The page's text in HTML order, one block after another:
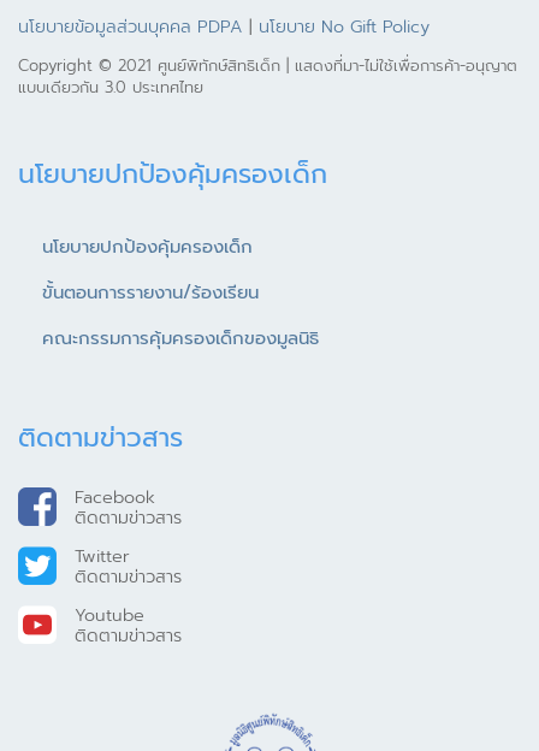
นโยบายข้อมูลส่วนบุคคล PDPA | นโยบาย No Gift Policy
Copyright © 2021 ศูนย์พิทักษ์สิทธิเด็ก | แสดงที่มา-ไม่ใช้เพื่อการค้า-อนุญาต
แบบเดียวกัน 3.0 ประเทศไทย
นโยบายปกป้องคุ้มครองเด็ก
นโยบายปกป้องคุ้มครองเด็ก
ขั้นตอนการรายงาน/ร้องเรียน
คณะกรรมการคุ้มครองเด็กของมูลนิธิ
ติดตามข่าวสาร
Facebook
ติดตามข่าวสาร
Twitter
ติดตามข่าวสาร
Youtube
ติดตามข่าวสาร